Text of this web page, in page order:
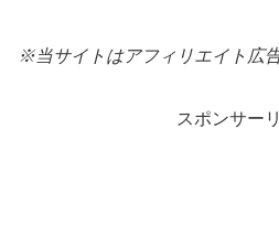
※当サイトはアフィリエイト広
スポンサー